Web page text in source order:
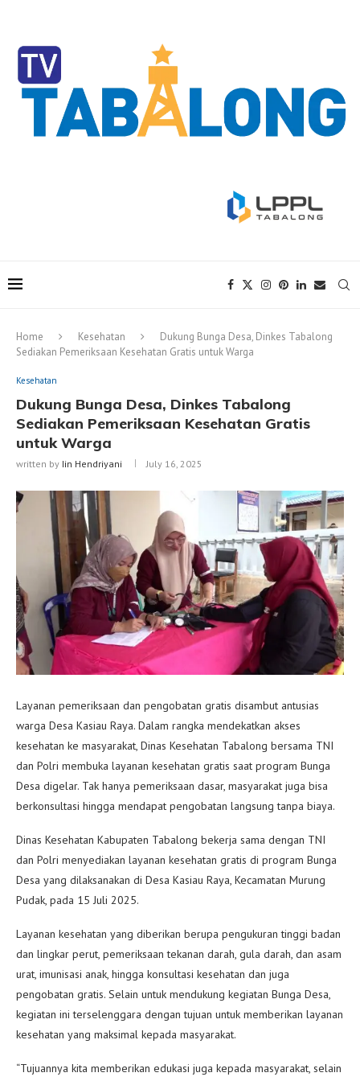
Home Kesehatan
Dukung Bunga Desa, Dinkes Tabalong
Sediakan Pemeriksaan Kesehatan Gratis untuk Warga
Kesehatan
Dukung Bunga Desa, Dinkes Tabalong
Sediakan Pemeriksaan Kesehatan Gratis
untuk Warga
written by Iin Hendriyani July 16, 2025
Layanan pemeriksaan dan pengobatan gratis disambut antusias
warga Desa Kasiau Raya. Dalam rangka mendekatkan akses
kesehatan ke masyarakat, Dinas Kesehatan Tabalong bersama TNI
dan Polri membuka layanan kesehatan gratis saat program Bunga
Desa digelar. Tak hanya pemeriksaan dasar, masyarakat juga bisa
berkonsultasi hingga mendapat pengobatan langsung tanpa biaya.
Dinas Kesehatan Kabupaten Tabalong bekerja sama dengan TNI
dan Polri menyediakan layanan kesehatan gratis di program Bunga
Desa yang dilaksanakan di Desa Kasiau Raya, Kecamatan Murung
Pudak, pada 15 Juli 2025.
Layanan kesehatan yang diberikan berupa pengukuran tinggi badan
dan lingkar perut, pemeriksaan tekanan darah, gula darah, dan asam
urat, imunisasi anak, hingga konsultasi kesehatan dan juga
pengobatan gratis. Selain untuk mendukung kegiatan Bunga Desa,
kegiatan ini terselenggara dengan tujuan untuk memberikan layanan
kesehatan yang maksimal kepada masyarakat.
“Tujuannya kita memberikan edukasi juga kepada masyarakat, selain